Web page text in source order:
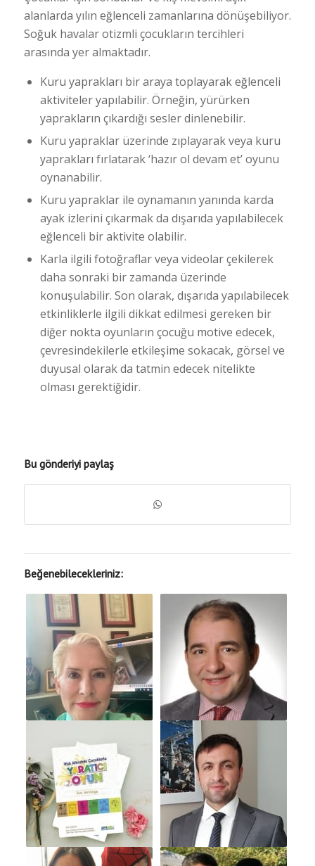
alanlarda yılın eğlenceli zamanlarına dönüşebiliyor.
Soğuk havalar otizmli çocukların tercihleri
arasında yer almaktadır.
Kuru yaprakları bir araya toplayarak eğlenceli
aktiviteler yapılabilir. Örneğin, yürürken
yaprakların çıkardığı sesler dinlenebilir.
Kuru yapraklar üzerinde zıplayarak veya kuru
yaprakları fırlatarak ‘hazır ol devam et’ oyunu
oynanabilir.
Kuru yapraklar ile oynamanın yanında karda
ayak izlerini çıkarmak da dışarıda yapılabilecek
eğlenceli bir aktivite olabilir.
Karla ilgili fotoğraflar veya videolar çekilerek
daha sonraki bir zamanda üzerinde
konuşulabilir. Son olarak, dışarıda yapılabilecek
etkinliklerle ilgili dikkat edilmesi gereken bir
diğer nokta oyunların çocuğu motive edecek,
çevresindekilerle etkileşime sokacak, görsel ve
duyusal olarak da tatmin edecek nitelikte
olması gerektiğidir.
Bu gönderiyi paylaş
Beğenebilecekleriniz: